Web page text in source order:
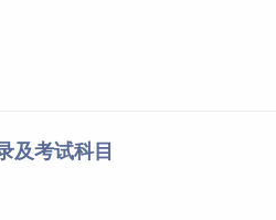
及考试科目